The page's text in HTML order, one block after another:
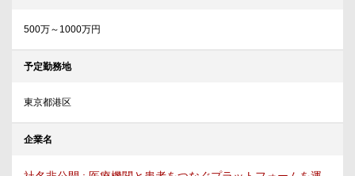
500万～1000万円
予定勤務地
東京都港区
企業名